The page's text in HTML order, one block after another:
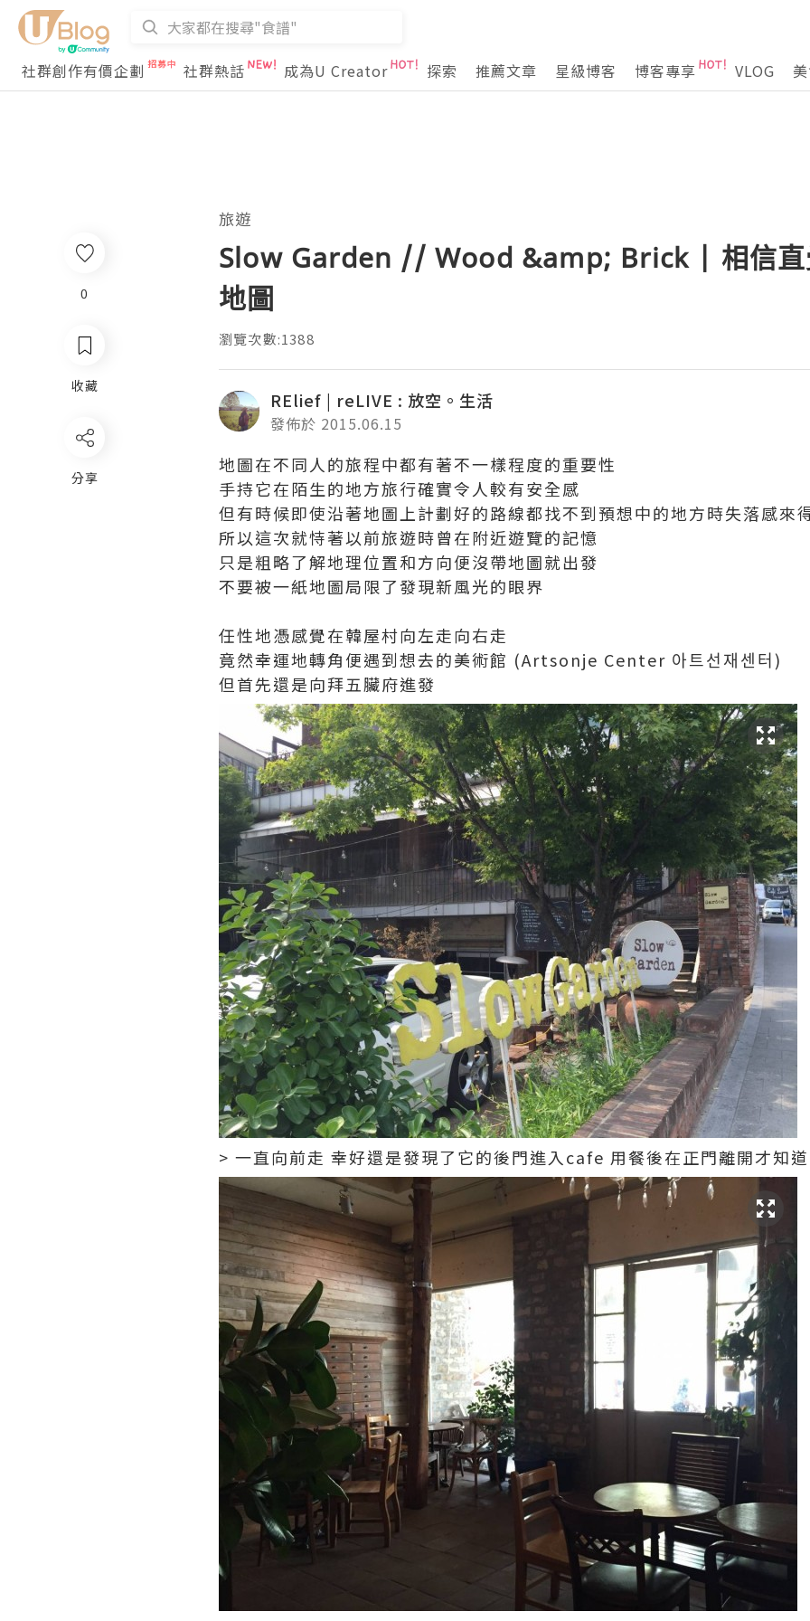
社群創作有價企劃
社群熱話 成為U Creator 探索 推薦文章 星級博客 博客專享 VLOG
0
收藏
分享
旅遊
Slow Garden // Wood &amp; Brick | 相信直
地圖
瀏覽次數:1388
RElief | reLIVE : 放空。生活
發佈於 2015.06.15
地圖在不同人的旅程中都有著不一樣程度的重要性
手持它在陌生的地方旅行確實令人較有安全感
但有時候即使沿著地圖上計劃好的路線都找不到預想中的地方時失落感來
所以這次就恃著以前旅遊時曾在附近遊覽的記憶
只是粗略了解地理位置和方向便沒帶地圖就出發
不要被一紙地圖局限了發現新風光的眼界
任性地憑感覺在韓屋村向左走向右走
竟然幸運地轉角便遇到想去的美術館 (Artsonje Center 아트선재센터)
但首先還是向拜五臟府進發
> 一直向前走 幸好還是發現了它的後門進入cafe 用餐後在正門離開才知